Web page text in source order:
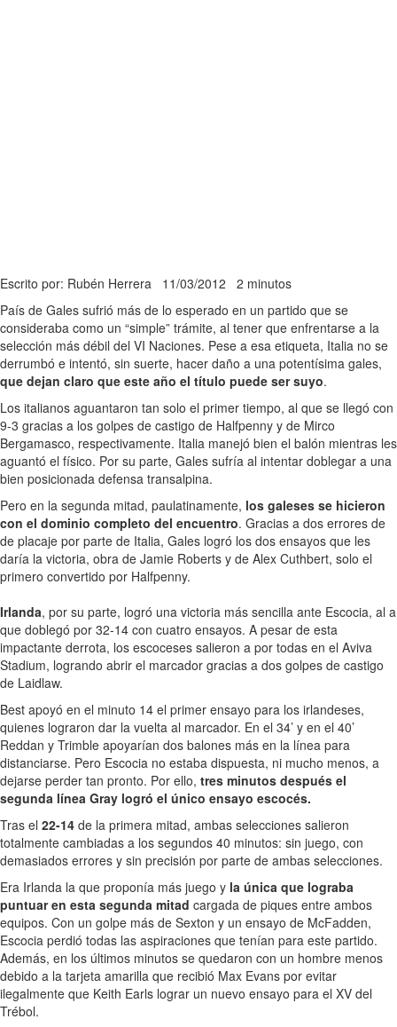
Escrito por: Rubén Herrera 11/03/2012 2 minutos
País de Gales sufrió más de lo esperado en un partido que se
consideraba como un “simple” trámite, al tener que enfrentarse a la
selección más débil del VI Naciones. Pese a esa etiqueta, Italia no se
derrumbó e intentó, sin suerte, hacer daño a una potentísima gales,
que dejan claro que este año el título puede ser suyo.
Los italianos aguantaron tan solo el primer tiempo, al que se llegó con
9-3 gracias a los golpes de castigo de Halfpenny y de Mirco
Bergamasco, respectivamente. Italia manejó bien el balón mientras les
aguantó el físico. Por su parte, Gales sufría al intentar doblegar a una
bien posicionada defensa transalpina.
Pero en la segunda mitad, paulatinamente, los galeses se hicieron
con el dominio completo del encuentro. Gracias a dos errores de
de placaje por parte de Italia, Gales logró los dos ensayos que les
daría la victoria, obra de Jamie Roberts y de Alex Cuthbert, solo el
primero convertido por Halfpenny.
Irlanda, por su parte, logró una victoria más sencilla ante Escocia, al a
que doblegó por 32-14 con cuatro ensayos. A pesar de esta
impactante derrota, los escoceses salieron a por todas en el Aviva
Stadium, logrando abrir el marcador gracias a dos golpes de castigo
de Laidlaw.
Best apoyó en el minuto 14 el primer ensayo para los irlandeses,
quienes lograron dar la vuelta al marcador. En el 34’ y en el 40’
Reddan y Trimble apoyarían dos balones más en la línea para
distanciarse. Pero Escocia no estaba dispuesta, ni mucho menos, a
dejarse perder tan pronto. Por ello, tres minutos después el
segunda línea Gray logró el único ensayo escocés.
Tras el 22-14 de la primera mitad, ambas selecciones salieron
totalmente cambiadas a los segundos 40 minutos: sin juego, con
demasiados errores y sin precisión por parte de ambas selecciones.
Era Irlanda la que proponía más juego y la única que lograba
puntuar en esta segunda mitad cargada de piques entre ambos
equipos. Con un golpe más de Sexton y un ensayo de McFadden,
Escocia perdió todas las aspiraciones que tenían para este partido.
Además, en los últimos minutos se quedaron con un hombre menos
debido a la tarjeta amarilla que recibió Max Evans por evitar
ilegalmente que Keith Earls lograr un nuevo ensayo para el XV del
Trébol.